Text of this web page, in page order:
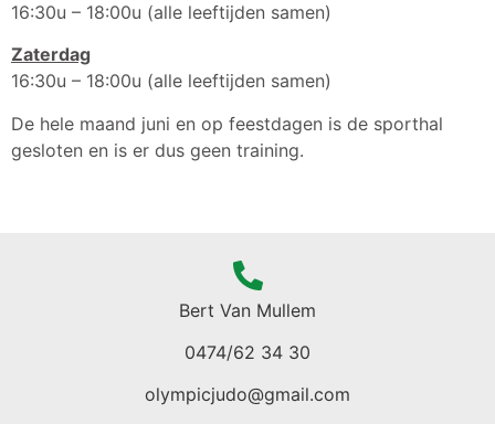
16:30u – 18:00u (alle leeftijden samen)
Zaterdag
16:30u – 18:00u (alle leeftijden samen)
De hele maand juni en op feestdagen is de sporthal
gesloten en is er dus geen training.
Bert Van Mullem
0474/62 34 30
olympicjudo@gmail.com